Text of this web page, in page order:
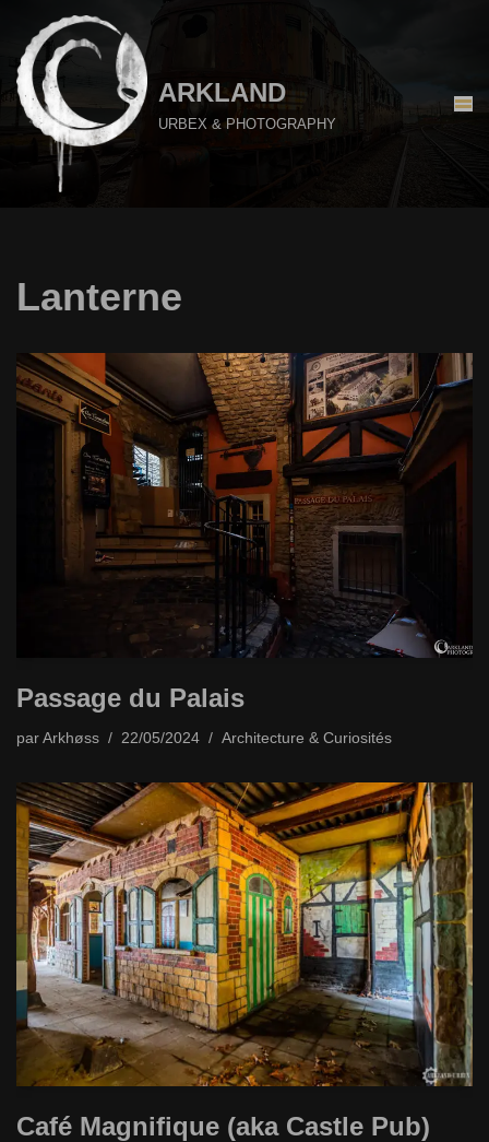
Aller
au
contenu
ARKLAND
URBEX & PHOTOGRAPHY
Lanterne
Passage du Palais
par Arkhøss 22/05/2024 Architecture & Curiosités
Café Magnifique (aka Castle Pub)